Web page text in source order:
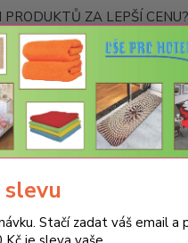
ZA LEPŠÍ
s vodoodpudivou úpravou
Stačí zadat váš email a